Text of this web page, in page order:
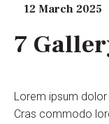
12 March 2025
7
Lorem ipsum
Cras commodo